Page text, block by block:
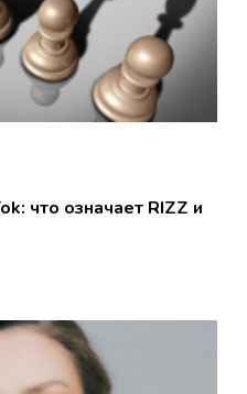
что означает RIZZ и